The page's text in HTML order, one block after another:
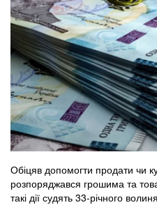
Обіцяв допомогти продати чи
розпоряджався грошима та
такі дії судять 33-річного